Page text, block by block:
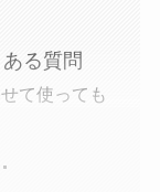
る質問
て使っても